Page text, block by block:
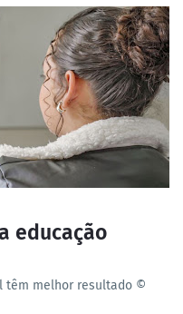
educação
têm melhor resultado ©